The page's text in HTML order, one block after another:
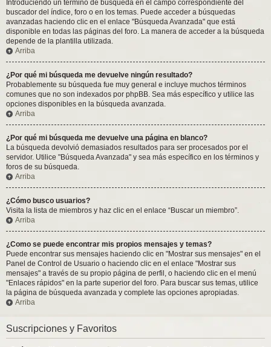
Introduciendo un término de búsqueda en el campo correspondiente del
buscador del índice, foro o en los temas. Puede acceder a búsquedas
avanzadas haciendo clic en el enlace "Búsqueda Avanzada" que está
disponible en todas las páginas del foro. La manera de acceder a la búsqueda
depende de la plantilla utilizada.
Arriba
¿Por qué mi búsqueda me devuelve ningún resultado?
Probablemente su búsqueda fue muy general e incluye muchos términos
comunes que no son indexados por phpBB. Sea más específico y utilice las
opciones disponibles en la búsqueda avanzada.
Arriba
¿Por qué mi búsqueda me devuelve una página en blanco?
La búsqueda devolvió demasiados resultados para ser procesados por el
servidor. Utilice "Búsqueda Avanzada" y sea más específico en los términos y
foros de su búsqueda.
Arriba
¿Cómo busco usuarios?
Visita la lista de miembros y haz clic en el enlace “Buscar un miembro”.
Arriba
¿Como se puede encontrar mis propios mensajes y temas?
Puede encontrar sus mensajes haciendo clic en "Mostrar sus mensajes" en el
Panel de Control de Usuario o haciendo clic en el enlace "Mostrar sus
mensajes" a través de su propio página de perfil, o haciendo clic en el menú
"Enlaces rápidos" en la parte superior del foro. Para buscar sus temas, utilice
la página de búsqueda avanzada y complete las opciones apropiadas.
Arriba
Suscripciones y Favoritos